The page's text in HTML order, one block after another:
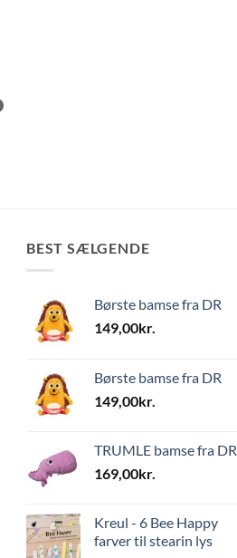
BEST SÆLGENDE
Børste bamse fra DR
149,00kr.
Børste bamse fra DR
149,00kr.
TRUMLE bamse fra DR
169,00kr.
Kreul - 6 Bee Happy
farver til stearin lys